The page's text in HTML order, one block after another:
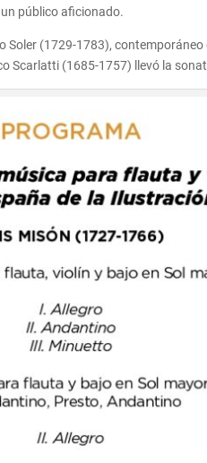
público aficionado.
(1729-1783),
Scarlatti (1685-1757) llevó la